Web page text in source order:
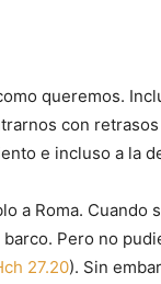
queremos.
con
e incluso a la
a Roma.
Pero no
27.20). Sin